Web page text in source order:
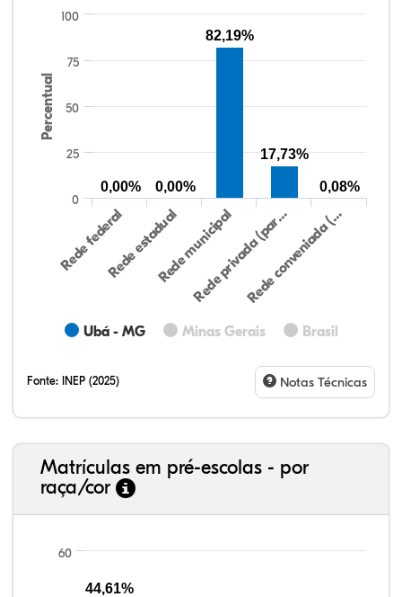
Percentual
Ubá - MG Minas Gerais Brasil
Rede federalRede estadualRede municipal
Rede privada (par…Rede conveniada (…
0
100
25
50
75
0,00% 0,00%
82,19%
17,73%
0,08%
Fonte: INEP (2025) Notas Técnicas
Matrículas em pré-escolas - por
raça/cor
60
44,61%